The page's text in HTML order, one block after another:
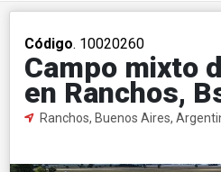
Código. 10020260
Campo mixto
en Ranchos,
Ranchos, Buenos Aires,